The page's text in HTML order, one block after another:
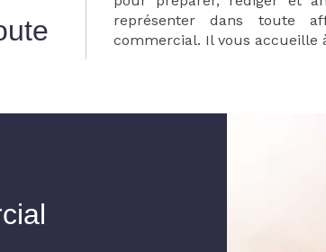
représenter dans toute
commercial. Il vous accueille